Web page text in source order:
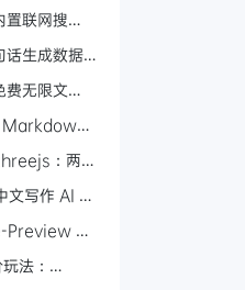
联网搜
直接调用
生成数据
无限文
Markdown
：两个
写作 AI 味
开
法：